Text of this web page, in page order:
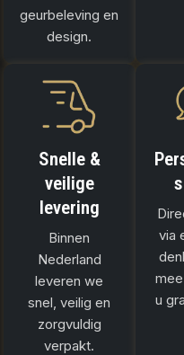
geurbeleving en
design.
Snelle &
veilige
levering
Binnen
Nederland
leveren we
snel, veilig en
zorgvuldig
verpakt.
via
u